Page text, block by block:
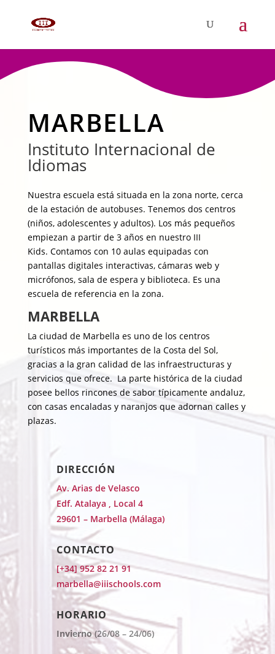
MARBELLA
Instituto Internacional de
Idiomas
Nuestra escuela está situada en la zona norte, cerca
de la estación de autobuses. Tenemos dos centros
(niños, adolescentes y adultos). Los más pequeños
empiezan a partir de 3 años en nuestro III
Kids. Contamos con 10 aulas equipadas con
pantallas digitales interactivas, cámaras web y
micrófonos, sala de espera y biblioteca. Es una
escuela de referencia en la zona.
MARBELLA
La ciudad de Marbella es uno de los centros
turísticos más importantes de la Costa del Sol,
gracias a la gran calidad de las infraestructuras y
servicios que ofrece. La parte histórica de la ciudad
posee bellos rincones de sabor típicamente andaluz,
con casas encaladas y naranjos que adornan calles y
plazas.
DIRECCIÓN
Av. Arias de Velasco
Edf. Atalaya , Local 4
29601 – Marbella (Málaga)
CONTACTO
[+34] 952 82 21 91
marbella@iiischools.com
HORARIO
Invierno (26/08 – 24/06)